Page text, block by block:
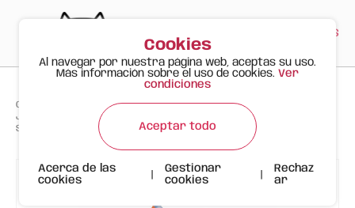
ES
Gato Feliz Productos > >
Juguete de Peluche FOFOS para Perros – Mariposa Azul Jumbo con
Sonido
Cookies
Al navegar por nuestra página web, aceptas su uso.
Más información sobre el uso de cookies. Ver
condiciones
Aceptar todo
Acerca de las
cookies
Gestionar
cookies
Rechaz
ar